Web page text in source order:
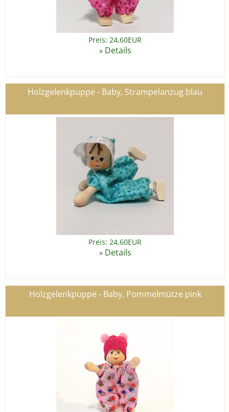
Preis: 24,60EUR
» Details
Holzgelenkpuppe - Baby, Strampelanzug blau
Preis: 24,60EUR
» Details
Holzgelenkpuppe - Baby, Pommelmütze pink